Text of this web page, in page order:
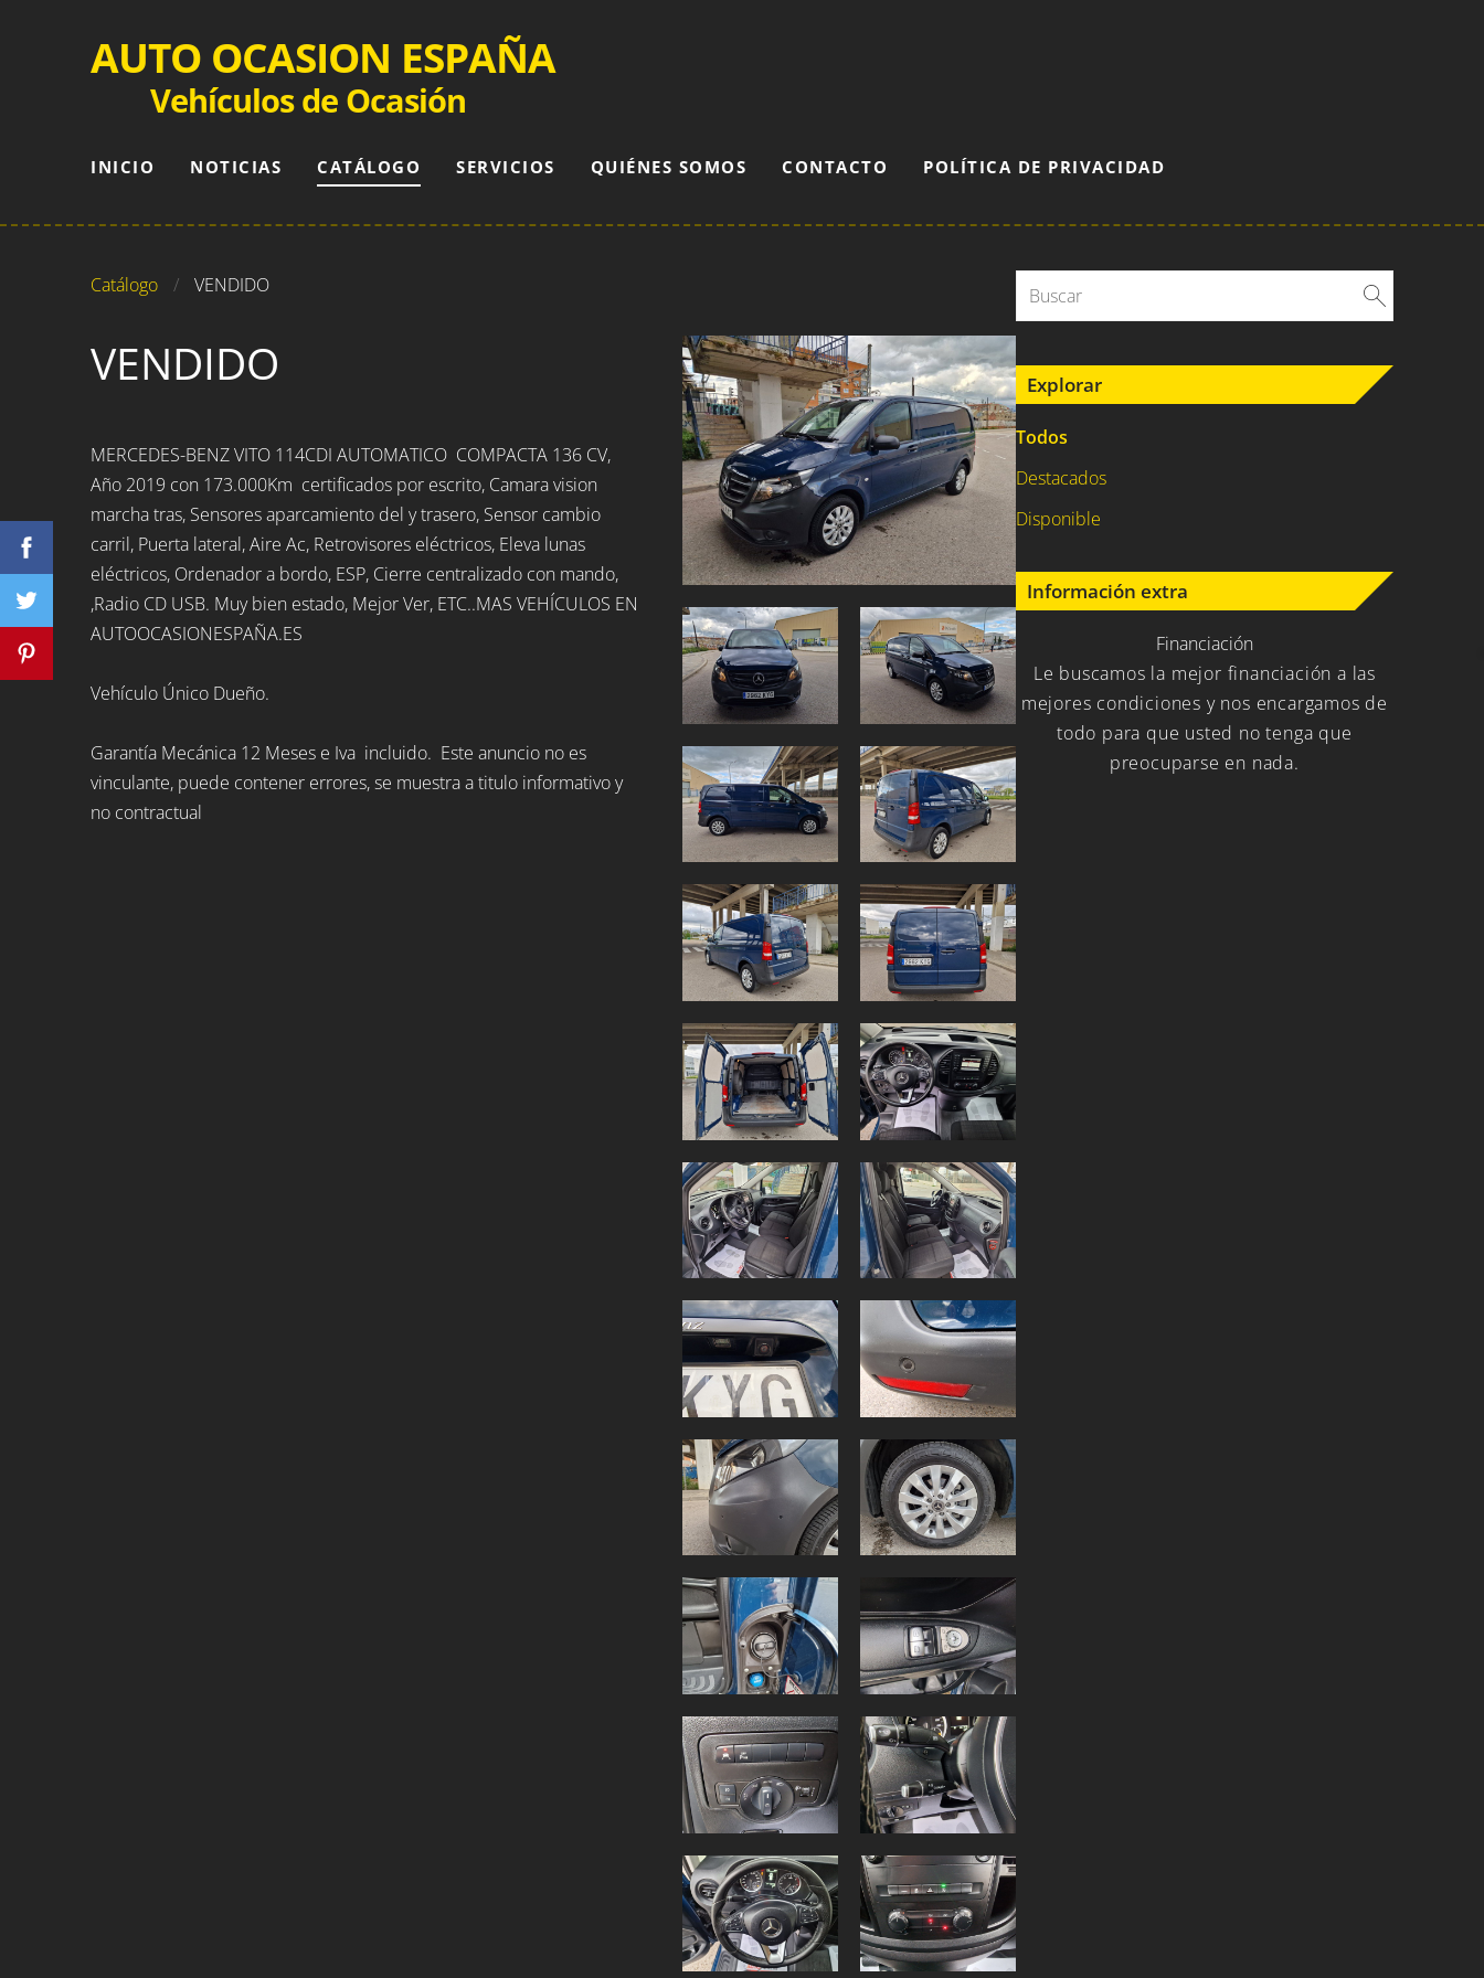
AUTO OCASION ESPAÑA
Vehículos de Ocasión
INICIO NOTICIAS CATÁLOGO SERVICIOS QUIÉNES SOMOS CONTACTO POLÍTICA DE PRIVACIDAD
Explorar
Todos
Destacados
Disponible
Información extra
Financiación
Le buscamos la mejor financiación a las
mejores condiciones y nos encargamos de
todo para que usted no tenga que
preocuparse en nada.
Catálogo VENDIDO
VENDIDO
MERCEDES-BENZ VITO 114CDI AUTOMATICO COMPACTA 136 CV,
Año 2019 con 173.000Km certificados por escrito, Camara vision
marcha tras, Sensores aparcamiento del y trasero, Sensor cambio
carril, Puerta lateral, Aire Ac, Retrovisores eléctricos, Eleva lunas
eléctricos, Ordenador a bordo, ESP, Cierre centralizado con mando,
,Radio CD USB. Muy bien estado, Mejor Ver, ETC..MAS VEHÍCULOS EN
AUTOOCASIONESPAÑA.ES
Vehículo Único Dueño.
Garantía Mecánica 12 Meses e Iva incluido. Este anuncio no es
vinculante, puede contener errores, se muestra a titulo informativo y
no contractual